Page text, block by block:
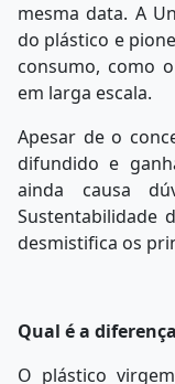
mesma data. A
do plástico e
consumo, como
em larga escala.
Apesar de o
difundido e
ainda causa
Sustentabilidade
desmistifica os
Qual é a
O plástico